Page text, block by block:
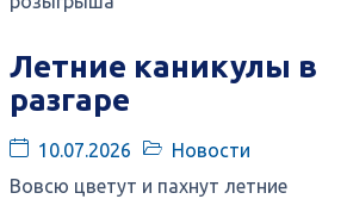
Летние каникулы в
разгаре
10.07.2026
Новости
Вовсю цветут и пахнут летние